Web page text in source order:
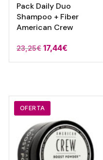
Pack Daily Duo
Shampoo + Fiber
American Crew
23,25€ 17,44€
OFERTA